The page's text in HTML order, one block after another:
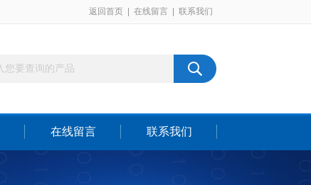
返回首页 在线留言 联系我们
在线留言 联系我们